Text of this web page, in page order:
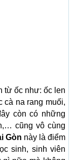
từ ốc như: ốc len
cà na rang muối,
còn có những
cũng vô cùng
Gòn này là điểm
sinh, sinh viên